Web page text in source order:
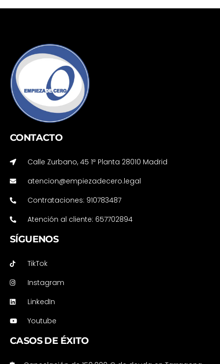
CONTACTO
Calle Zurbano, 45 1ª Planta 28010 Madrid
atencion@empiezadecero.legal
Contrataciones: 910783487
Atención al cliente: 657702894
SÍGUENOS
TikTok
Instagram
LinkedIn
Youtube
CASOS DE ÉXITO